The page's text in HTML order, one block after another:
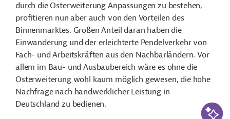
durch die Osterweiterung Anpassungen zu bestehen,
profitieren nun aber auch von den Vorteilen des
Binnenmarktes. Großen Anteil daran haben die
Einwanderung und der erleichterte Pendelverkehr von
Fach- und Arbeitskräften aus den Nachbarländern. Vor
allem im Bau- und Ausbaubereich wäre es ohne die
Osterweiterung wohl kaum möglich gewesen, die hohe
Nachfrage nach handwerklicher Leistung in
Deutschland zu bedienen.
KI-